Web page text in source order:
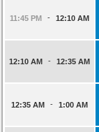
11:45 PM - 12:10 AM
12:10 AM - 12:35 AM
12:35 AM - 1:00 AM